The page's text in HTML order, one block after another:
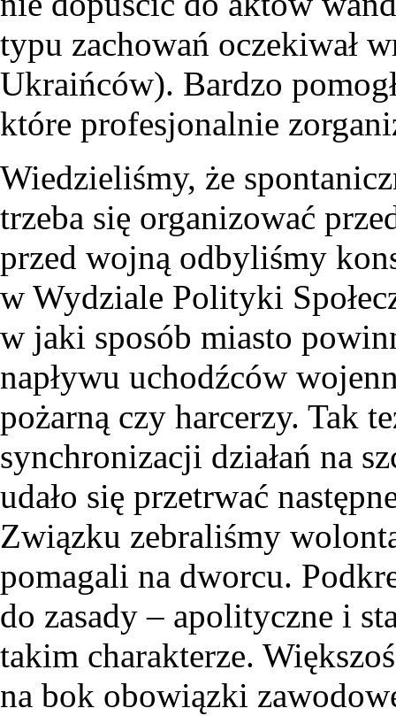
typu zachowań oczekiwał
Ukraińców). Bardzo
które profesjonalnie
Wiedzieliśmy, że
trzeba się organizować
przed wojną odbyliśmy
w Wydziale Polityki
w jaki sposób miasto
napływu uchodźców
pożarną czy harcerzy. Tak
synchronizacji działań na
udało się przetrwać
Związku zebraliśmy
pomagali na dworcu.
do zasady – apolityczne i
takim charakterze.
na bok obowiązki